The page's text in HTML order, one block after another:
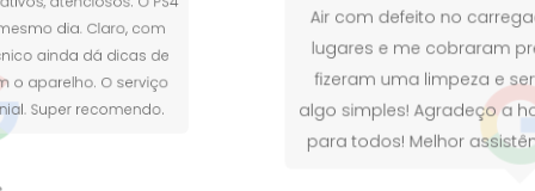
Air com defeito no carregador, orcei em diferentes
lugares e me cobraram preços altos. Levei lá, eles
fizeram uma limpeza e serviço de prevenção! Era
algo simples! Agradeço a honestidade e
para todos! Melhor assistência em produtos